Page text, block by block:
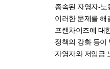
종속된 자영자-노
이러한 문제를 해
프랜차이즈에 대
정책의 강화 등이
자영자와 저임금